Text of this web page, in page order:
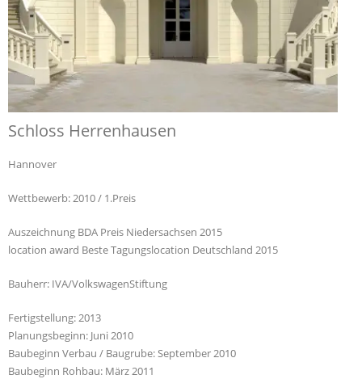
Schloss Herrenhausen
Hannover
Wettbewerb: 2010 / 1.Preis
Auszeichnung BDA Preis Niedersachsen 2015
location award Beste Tagungslocation Deutschland 2015
Bauherr: IVA/VolkswagenStiftung
Fertigstellung: 2013
Planungsbeginn: Juni 2010
Baubeginn Verbau / Baugrube: September 2010
Baubeginn Rohbau: März 2011